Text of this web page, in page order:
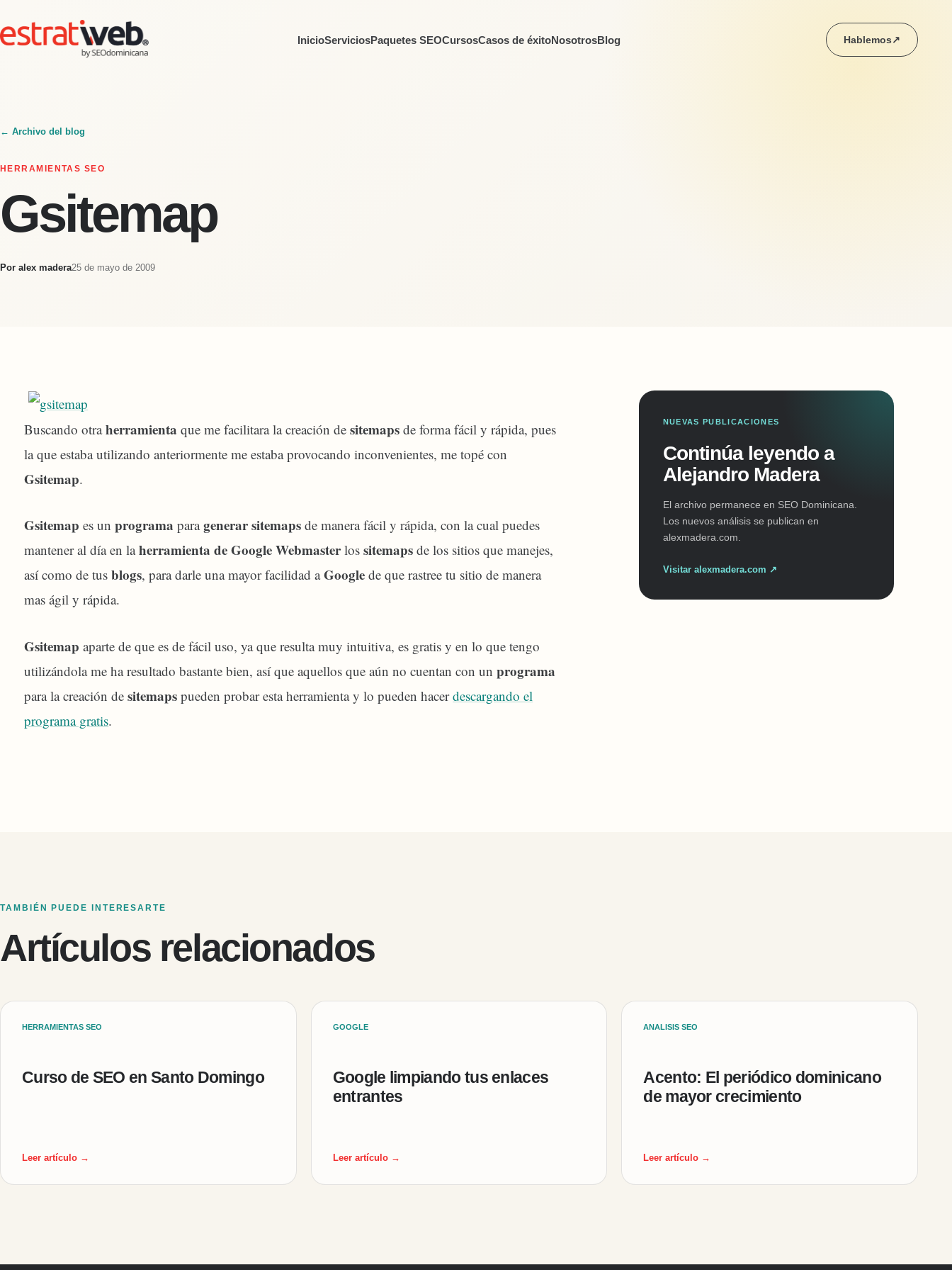
InicioServiciosPaquetes SEOCursosCasos de éxitoNosotrosBlog Hablemos↗
← Archivo del blog
HERRAMIENTAS SEO
Gsitemap
Por alex madera25 de mayo de 2009
Buscando otraherramientaque me facilitara la creación desitemaps de forma fácil y rápida, pues
la que estaba utilizando anteriormente me estaba provocando inconvenientes, me topé con
Gsitemap.
Gsitemap es unprograma paragenerar sitemapsde manera fácil y rápida, con la cual puedes
mantener al día en laherramienta de Google Webmasterlossitemaps de los sitios que manejes,
así como de tusblogs, para darle una mayor facilidad aGoogle de que rastree tu sitio de manera
mas ágil y rápida.
Gsitemap aparte de que es de fácil uso, ya que resulta muy intuitiva, es gratis y en lo que tengo
utilizándola me ha resultado bastante bien, así que aquellos que aún no cuentan con unprograma
para la creación desitemaps pueden probar esta herramienta y lo pueden hacerdescargando el
programa gratis.
NUEVAS PUBLICACIONES
Continúa leyendo a
Alejandro Madera
El archivo permanece en SEO Dominicana.
Los nuevos análisis se publican en
alexmadera.com.
Visitar alexmadera.com ↗
TAMBIÉN PUEDE INTERESARTE
Artículos relacionados
HERRAMIENTAS SEO
Curso de SEO en Santo Domingo
Leer artículo →
GOOGLE
Google limpiando tus enlaces
entrantes
Leer artículo →
ANALISIS SEO
Acento: El periódico dominicano
de mayor crecimiento
Leer artículo →